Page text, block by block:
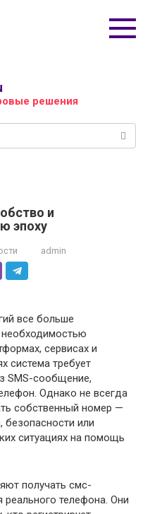
решения
и
эпоху
admin
все больше
необходимостью
сервисах и
система требует
SMS-сообщение,
Однако не всегда
собственный номер —
безопасности или
ситуациях на помощь
получать смс-
телефона. Они